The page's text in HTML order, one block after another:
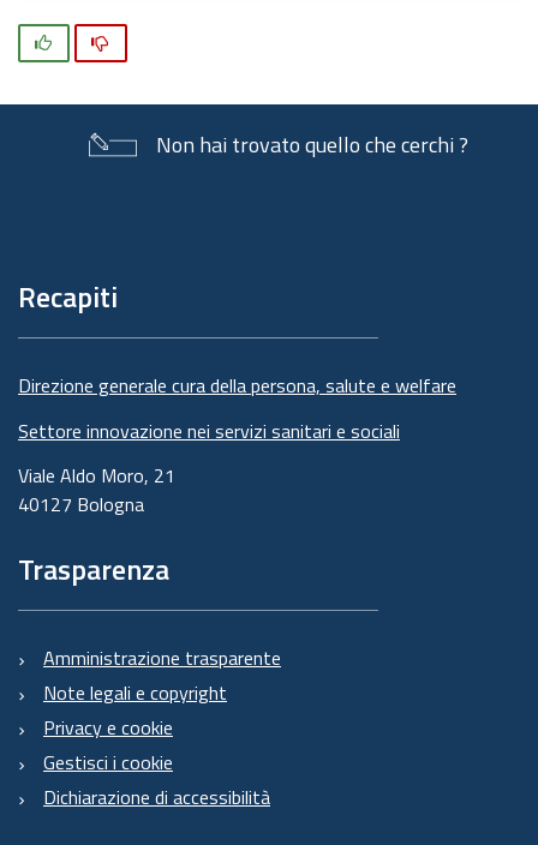
Non hai trovato quello che cerchi ?
pagina
Recapiti
Direzione generale cura della persona, salute e welfare
Settore innovazione nei servizi sanitari e sociali
Viale Aldo Moro, 21
40127 Bologna
Trasparenza
Amministrazione trasparente
Note legali e copyright
Privacy e cookie
Gestisci i cookie
Dichiarazione di accessibilità